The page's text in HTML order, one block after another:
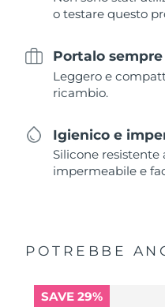
o testare questo
Portalo
Leggero e
ricambio.
Igienico e
Silicone resistente
impermeabile e
POTREBBE
SAVE 29%